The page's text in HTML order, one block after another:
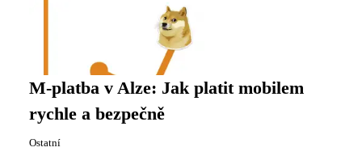
M-platba v Alze: Jak platit mobilem
rychle a bezpečně
Ostatní